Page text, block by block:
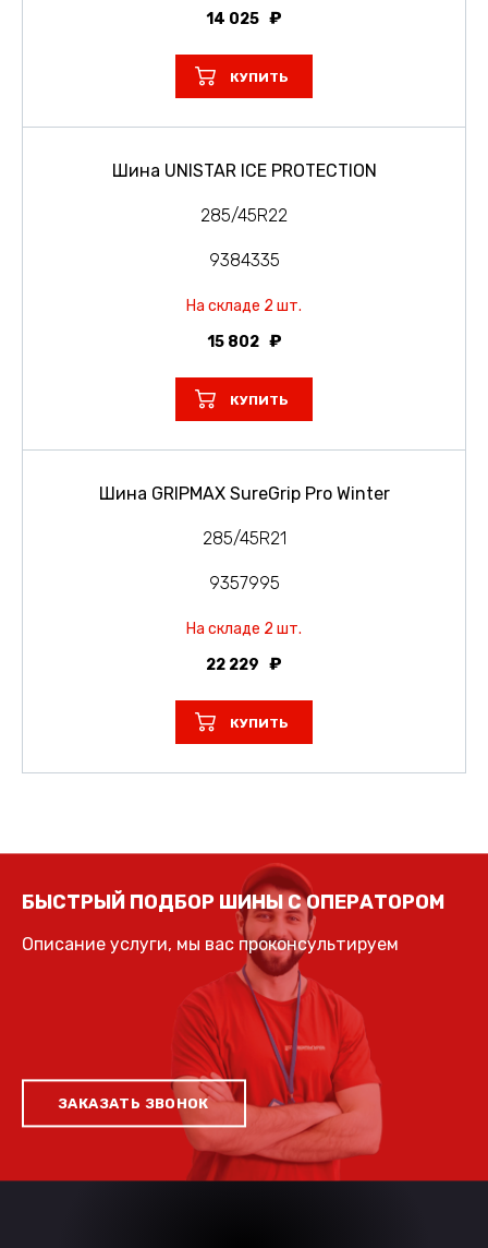
14 025
КУПИТЬ
Шина UNISTAR ICE PROTECTION
285/45R22
9384335
На складе 2 шт.
15 802
КУПИТЬ
Шина GRIPMAX SureGrip Pro Winter
285/45R21
9357995
На складе 2 шт.
22 229
КУПИТЬ
БЫСТРЫЙ ПОДБОР ШИНЫ С ОПЕРАТОРОМ
Описание услуги, мы вас проконсультируем
ЗАКАЗАТЬ ЗВОНОК